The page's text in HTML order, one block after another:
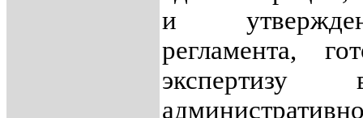
и
регламента,